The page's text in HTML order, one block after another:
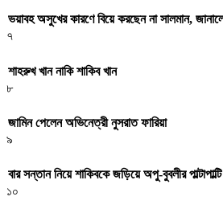
ভয়াবহ অসুখের কারণে বিয়ে করছেন না সালমান,
৭
শাহরুখ খান নাকি শাকিব খান
৮
জামিন পেলেন অভিনেত্রী নুসরাত ফারিয়া
৯
বার সন্তান নিয়ে শাকিবকে জড়িয়ে অপু-বুবলীর
১০